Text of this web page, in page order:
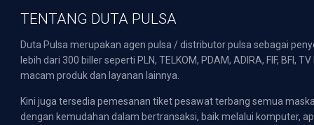
TENTANG DUTA PULSA
Duta Pulsa merupakan agen pulsa / distributor pulsa sebagai
lebih dari 300 biller seperti PLN, TELKOM, PDAM, ADIRA, FIF,
macam produk dan layanan lainnya.
Kini juga tersedia pemesanan tiket pesawat terbang semua
dengan kemudahan dalam bertransaksi, baik melalui komputer,